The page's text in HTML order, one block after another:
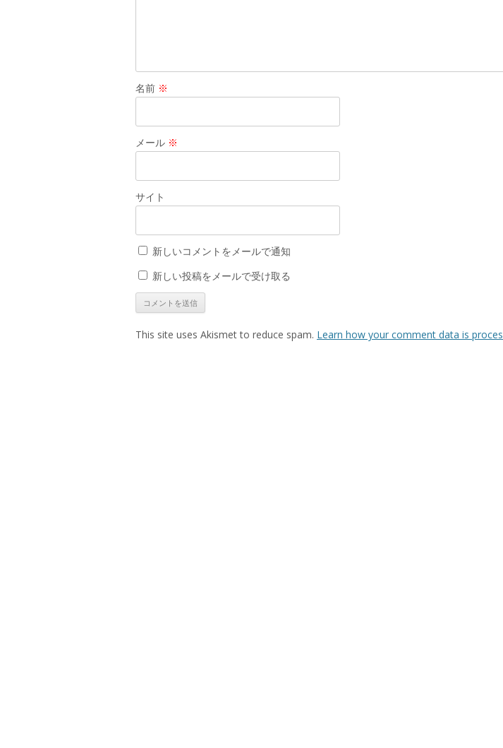
名前 ※
メール ※
サイト
新しいコメントをメールで通知
新しい投稿をメールで受け取る
This site uses Akismet to reduce spam. Learn how your comment data is